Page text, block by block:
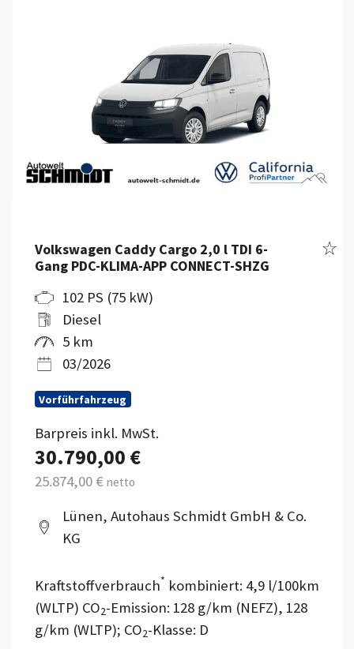
Volkswagen Caddy Cargo 2,0 l TDI 6-
Gang PDC-KLIMA-APP CONNECT-SHZG
102 PS (75 kW)
Diesel
5 km
03/2026
Vorführfahrzeug
Barpreis inkl. MwSt.
30.790,00 €
25.874,00 € netto
Lünen, Autohaus Schmidt GmbH & Co.
KG
Kraftstoffverbrauch* kombiniert: 4,9 l/100km
(WLTP) CO2-Emission: 128 g/km (NEFZ), 128
g/km (WLTP); CO2-Klasse: D